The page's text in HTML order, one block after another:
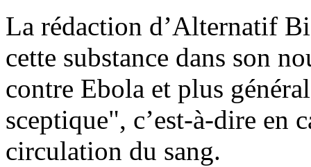
La rédaction d’Alternatif
cette substance dans son
contre Ebola et plus
sceptique", c’est-à-dire en
circulation du sang.